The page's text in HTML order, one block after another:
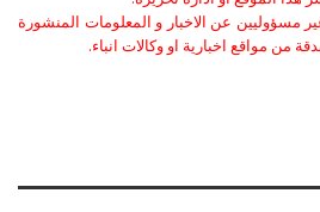
مسؤوليين عن الاخبار و المعلومات المنشورة
من مواقع اخبارية او وكالات انباء.